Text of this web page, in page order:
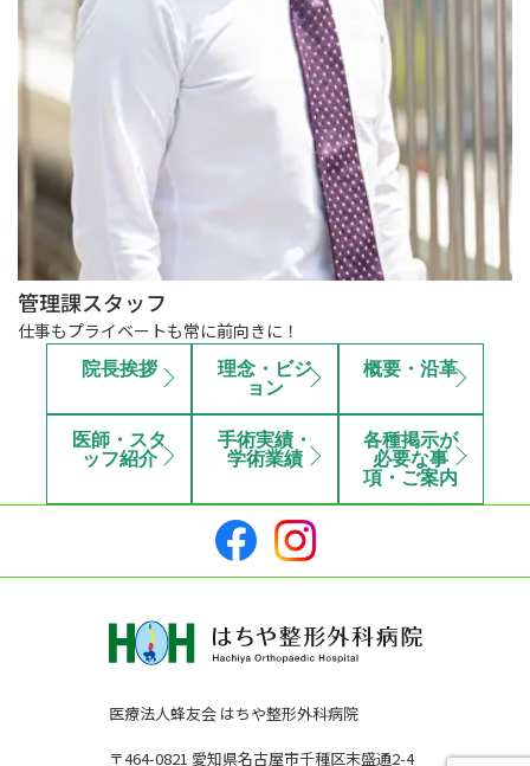
管理課スタッフ
仕事もプライベートも常に前向きに！
院長挨拶
理念・ビジ
ョン
概要・沿革
医師・スタ
ッフ紹介
手術実績・
学術業績
各種掲示が
必要な事
項・ご案内
医療法人蜂友会 はちや整形外科病院
〒464-0821 愛知県名古屋市千種区末盛通2-4